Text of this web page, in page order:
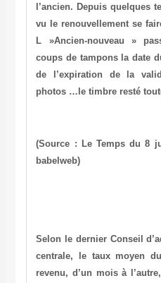
l’ancien. Depuis quelques
vu le renouvellement se
L »Ancien-nouveau »
coups de tampons la date
de l’expiration de la
photos …le timbre resté
(Source : Le Temps du 8
babelweb)
Selon le dernier Conseil
centrale, le taux moyen
revenu, d’un mois à